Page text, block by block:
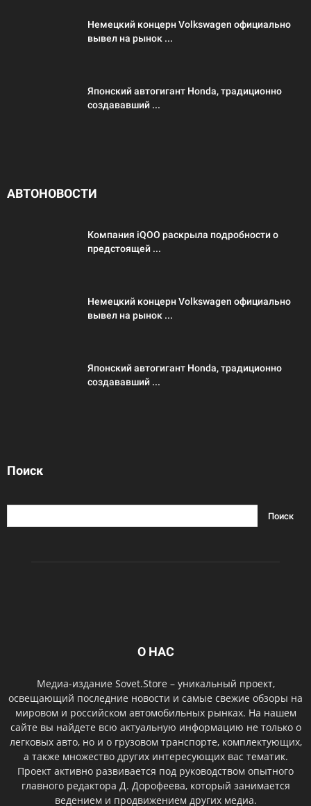
Немецкий концерн Volkswagen официально
вывел на рынок ...
Японский автогигант Honda, традиционно
создававший ...
АВТОНОВОСТИ
Компания iQOO раскрыла подробности о
предстоящей ...
Немецкий концерн Volkswagen официально
вывел на рынок ...
Японский автогигант Honda, традиционно
создававший ...
Поиск
О НАС
Медиа-издание Sovet.Store – уникальный проект,
освещающий последние новости и самые свежие обзоры на
мировом и российском автомобильных рынках. На нашем
сайте вы найдете всю актуальную информацию не только о
легковых авто, но и о грузовом транспорте, комплектующих,
а также множество других интересующих вас тематик.
Проект активно развивается под руководством опытного
главного редактора Д. Дорофеева, который занимается
ведением и продвижением других медиа.